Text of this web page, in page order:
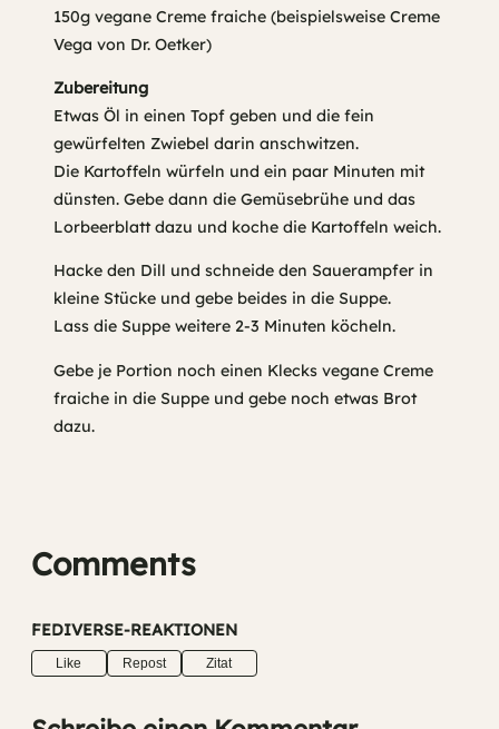
150g vegane Creme fraiche (beispielsweise Creme
Vega von Dr. Oetker)
Zubereitung
Etwas Öl in einen Topf geben und die fein
gewürfelten Zwiebel darin anschwitzen.
Die Kartoffeln würfeln und ein paar Minuten mit
dünsten. Gebe dann die Gemüsebrühe und das
Lorbeerblatt dazu und koche die Kartoffeln weich.
Hacke den Dill und schneide den Sauerampfer in
kleine Stücke und gebe beides in die Suppe.
Lass die Suppe weitere 2-3 Minuten köcheln.
Gebe je Portion noch einen Klecks vegane Creme
fraiche in die Suppe und gebe noch etwas Brot
dazu.
Comments
FEDIVERSE-REAKTIONEN
Like Repost Zitat